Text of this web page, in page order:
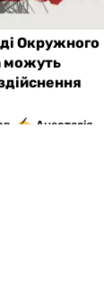
Окружного
можуть
Анастасія